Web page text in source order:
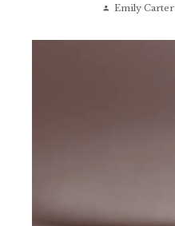
Emily Carter